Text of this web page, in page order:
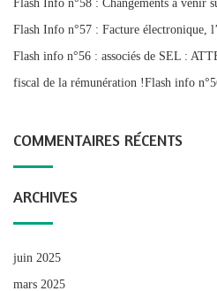
Flash Info n°58 : Changements à venir
Flash Info n°57 : Facture électronique,
Flash info n°56 : associés de SEL :
fiscal de la rémunération !Flash info
COMMENTAIRES RÉCENTS
ARCHIVES
juin 2025
mars 2025